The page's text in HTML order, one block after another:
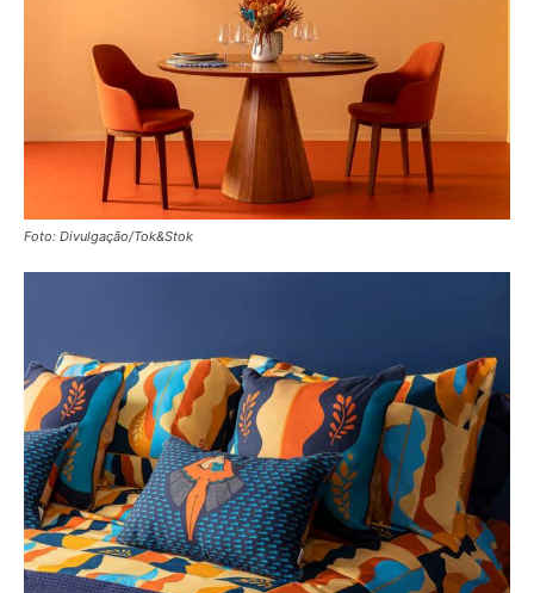
Foto: Divulgação/Tok&Stok